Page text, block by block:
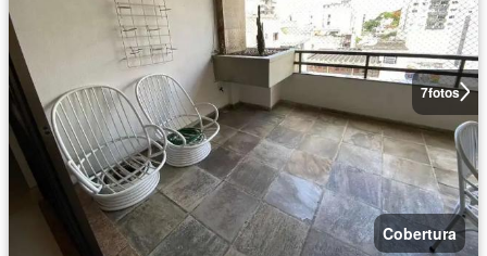
7fotos
Cobertura